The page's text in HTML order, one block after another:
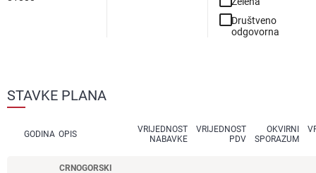
check_box_outline_blankDruštveno
odgovorna
STAVKE PLANA
GODINA OPIS
VRIJEDNOST
NABAVKE
VRIJEDNOST
PDV
OKVIRNI
SPORAZUM
CRNOGORSKI